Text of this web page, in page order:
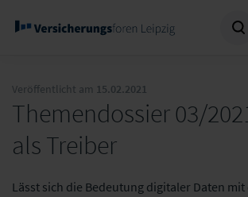
Veröffentlicht am 15.02.2021
Themendossier 03/
als Treiber
Lässt sich die Bedeutung digitaler Daten